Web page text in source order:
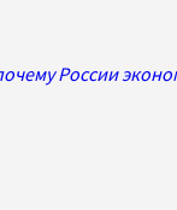
России